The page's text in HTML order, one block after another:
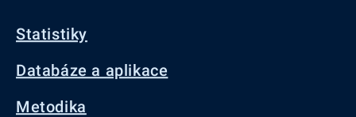
Statistiky
Databáze a aplikace
Metodika